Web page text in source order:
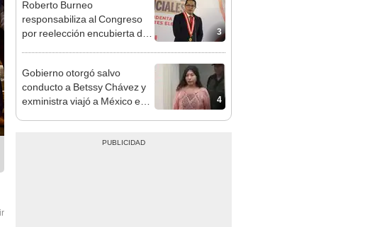
3
responsabiliza al Congreso
por reelección encubierta de
alcaldes
4
conducto a Betssy Chávez y
exministra viajó a México en
la madrugada